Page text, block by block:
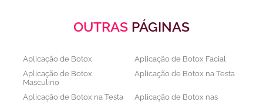
OUTRAS PÁGINAS
Aplicação de Botox
Aplicação de Botox Facial
Aplicação de Botox
Masculino
Aplicação de Botox na Testa
Aplicação de Botox na Testa
Aplicação de Botox nas